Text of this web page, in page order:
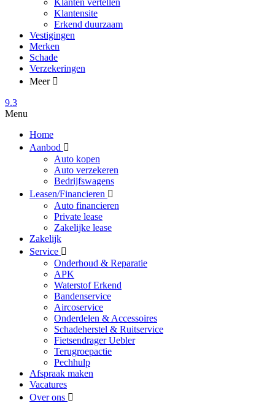
Klanten vertellen
Klantensite
Erkend duurzaam
Vestigingen
Merken
Schade
Verzekeringen
Meer
9.3
Menu
Home
Aanbod
Auto kopen
Auto verzekeren
Bedrijfswagens
Leasen/Financieren
Auto financieren
Private lease
Zakelijke lease
Zakelijk
Service
Onderhoud & Reparatie
APK
Waterstof Erkend
Bandenservice
Aircoservice
Onderdelen & Accessoires
Schadeherstel & Ruitservice
Fietsendrager Uebler
Terugroepactie
Pechhulp
Afspraak maken
Vacatures
Over ons